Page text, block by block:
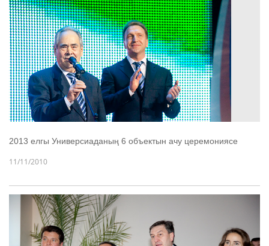
2013 елгы Универсиаданың 6 объектын ачу церемониясе
11/11/2010